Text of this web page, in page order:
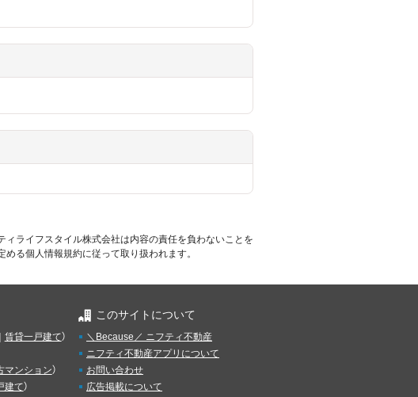
ライフスタイル株式会社は内容の責任を負わないことを
る個人情報規約に従って取り扱われます。
賃貸一戸建て）
マンション）
建て）
このサイトについて
＼Because／ ニフティ不動産
ニフティ不動産アプリについて
お問い合わせ
広告掲載について